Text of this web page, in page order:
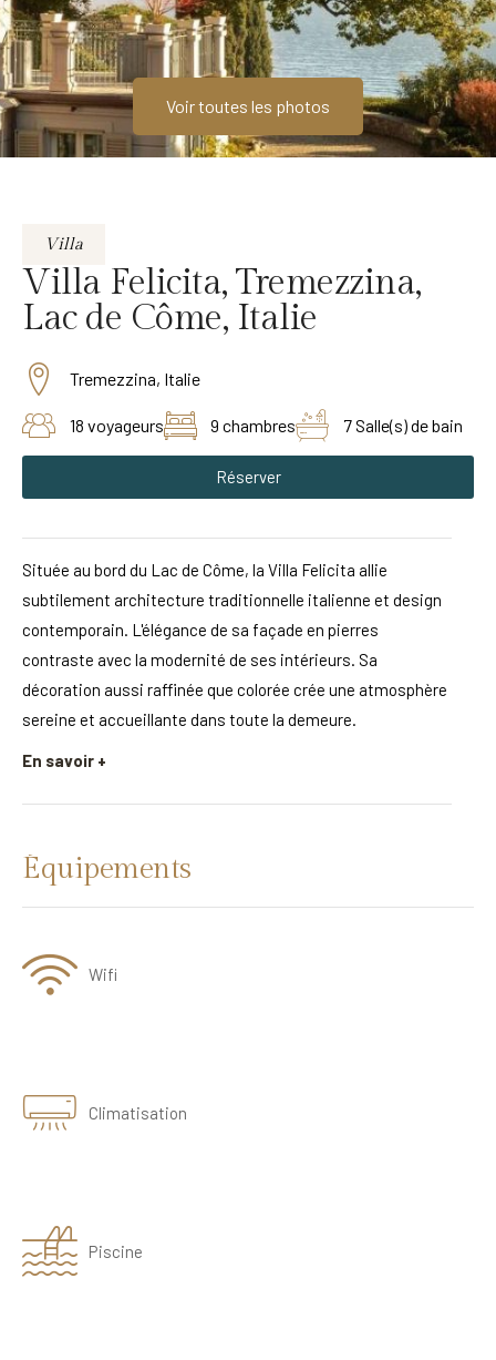
Voir toutes les photos
Villa
Villa Felicita, Tremezzina,
Lac de Côme, Italie
Tremezzina, Italie
18 voyageurs 9 chambres 7 Salle(s) de bain
Réserver
Située au bord du Lac de Côme, la Villa Felicita allie
subtilement architecture traditionnelle italienne et design
contemporain. L'élégance de sa façade en pierres
contraste avec la modernité de ses intérieurs. Sa
décoration aussi raffinée que colorée crée une atmosphère
sereine et accueillante dans toute la demeure.
En savoir +
Équipements
Wifi
Climatisation
Piscine